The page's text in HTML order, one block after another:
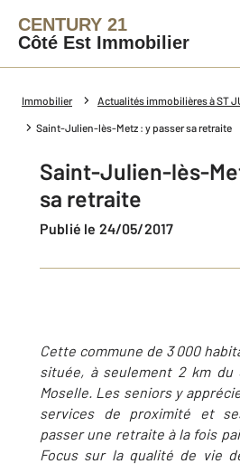
CENTURY 21
Côté Est Immobilier
Immobilier Actualités immobilières à ST
Saint-Julien-lès-Metz : y passer sa retraite
Saint-Julien-lès-
sa retraite
Publié le 24/05/2017
Cette commune de 3 000
située, à seulement 2 km du
Moselle. Les seniors y
services de proximité et
passer une retraite à la fois
Focus sur la qualité de vie